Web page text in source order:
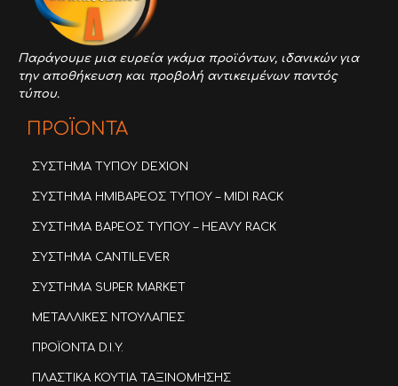
Παράγουμε μια ευρεία γκάμα προϊόντων, ιδανικών για
την αποθήκευση και προβολή αντικειμένων παντός
τύπου.
ΠΡΟΪΟΝΤΑ
ΣΥΣΤΗΜΑ ΤΥΠΟΥ DEXION
ΣΥΣΤΗΜΑ ΗΜΙΒΑΡΕΟΣ ΤΥΠΟΥ – MIDI RACK
ΣΥΣΤΗΜΑ ΒΑΡΕΟΣ ΤΥΠΟΥ – HEAVY RACK
ΣΥΣΤΗΜΑ CANTILEVER
ΣΥΣΤΗΜΑ SUPER MARKET
ΜΕΤΑΛΛΙΚΕΣ ΝΤΟΥΛΑΠΕΣ
ΠΡΟΪΟΝΤΑ D.I.Y.
ΠΛΑΣΤΙΚΑ ΚΟΥΤΙΑ ΤΑΞΙΝΟΜΗΣΗΣ